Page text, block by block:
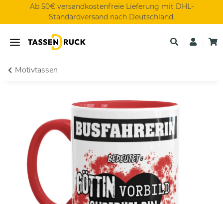
Ab 50€ versandkostenfreie Lieferung mit DHL-
Standardversand nach Deutschland.
Motivtassen